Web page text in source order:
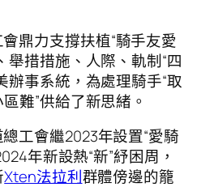
鼎力支撐扶植“騎手友愛
舉措措施、人際、軌制“四
辦事系統，為處理騎手“取
難”供給了新思緒。
工會繼2023年設置“愛騎
年新設熱“新”紓困周，
Xten法拉利群體傍邊的籠